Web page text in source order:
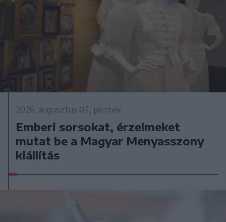
2026. augusztus 07., péntek
Emberi sorsokat, érzelmeket
mutat be a Magyar Menyasszony
kiállítás